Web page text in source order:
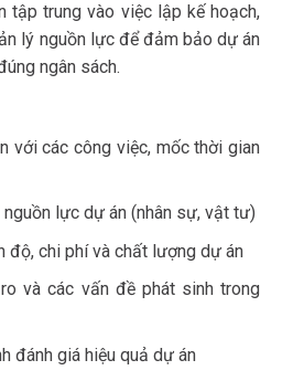
tập trung vào việc lập kế hoạch,
lý nguồn lực để đảm bảo dự án
ngân sách.
với các công việc, mốc thời gian
lực dự án (nhân sự, vật tư)
độ, chi phí và chất lượng dự án
và các vấn đề phát sinh trong
đánh giá hiệu quả dự án